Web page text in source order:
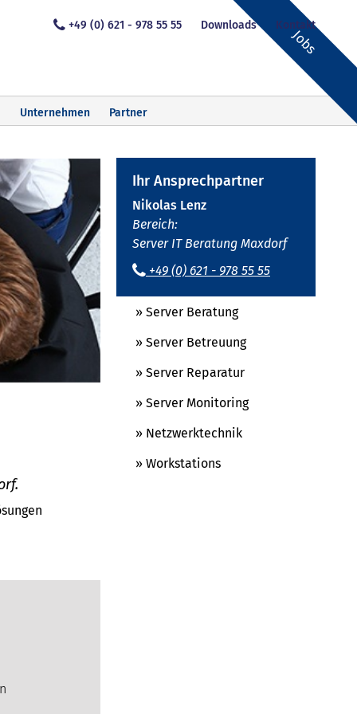
Jobs
+49 (0) 621 - 978 55 55 Downloads Kontakt
Unternehmen Partner
Ihr Ansprechpartner
Nikolas Lenz
Bereich:
Server IT Beratung Maxdorf
+49 (0) 621 - 978 55 55
» Server Beratung
» Server Betreuung
» Server Reparatur
» Server Monitoring
» Netzwerktechnik
» Workstations